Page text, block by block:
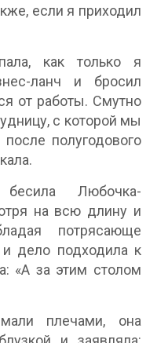
если я приходил
как только я
ланч и бросил
от работы. Смутно
с которой мы
после полугодового
Любочка-
на всю длину и
потрясающе
и дело подходила к
«А за этим столом
плечами, она